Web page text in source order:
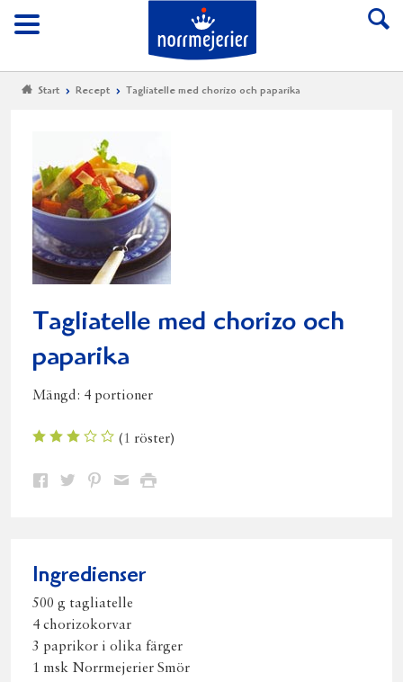
Meny
Till Norrmejerier
Start Recept Tagliatelle med chorizo och paparika
Tagliatelle med chorizo och
paparika
Mängd: 4 portioner
(1 röster)
Dela Dela Dela DelaSkriv
Ingredienser
500 g tagliatelle
4 chorizokorvar
3 paprikor i olika färger
1 msk Norrmejerier Smör